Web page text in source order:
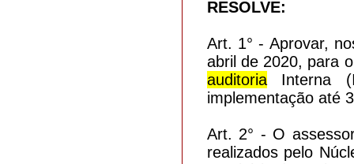
RESOLVE:
Art. 1° - Aprovar,
abril de 2020, para
auditoriaInterna
implementação até
Art. 2° - O
realizados pelo